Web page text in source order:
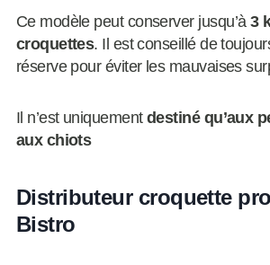
Ce modèle peut conserver jusqu’à 3
croquettes. Il est conseillé de
réserve pour éviter les mauvaises
Il n’est uniquement destiné qu’aux
aux chiots
Distributeur croquette
Bistro